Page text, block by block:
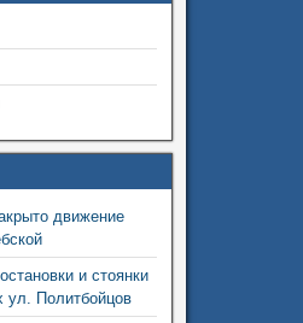
движение
и стоянки
ул. Политбойцов